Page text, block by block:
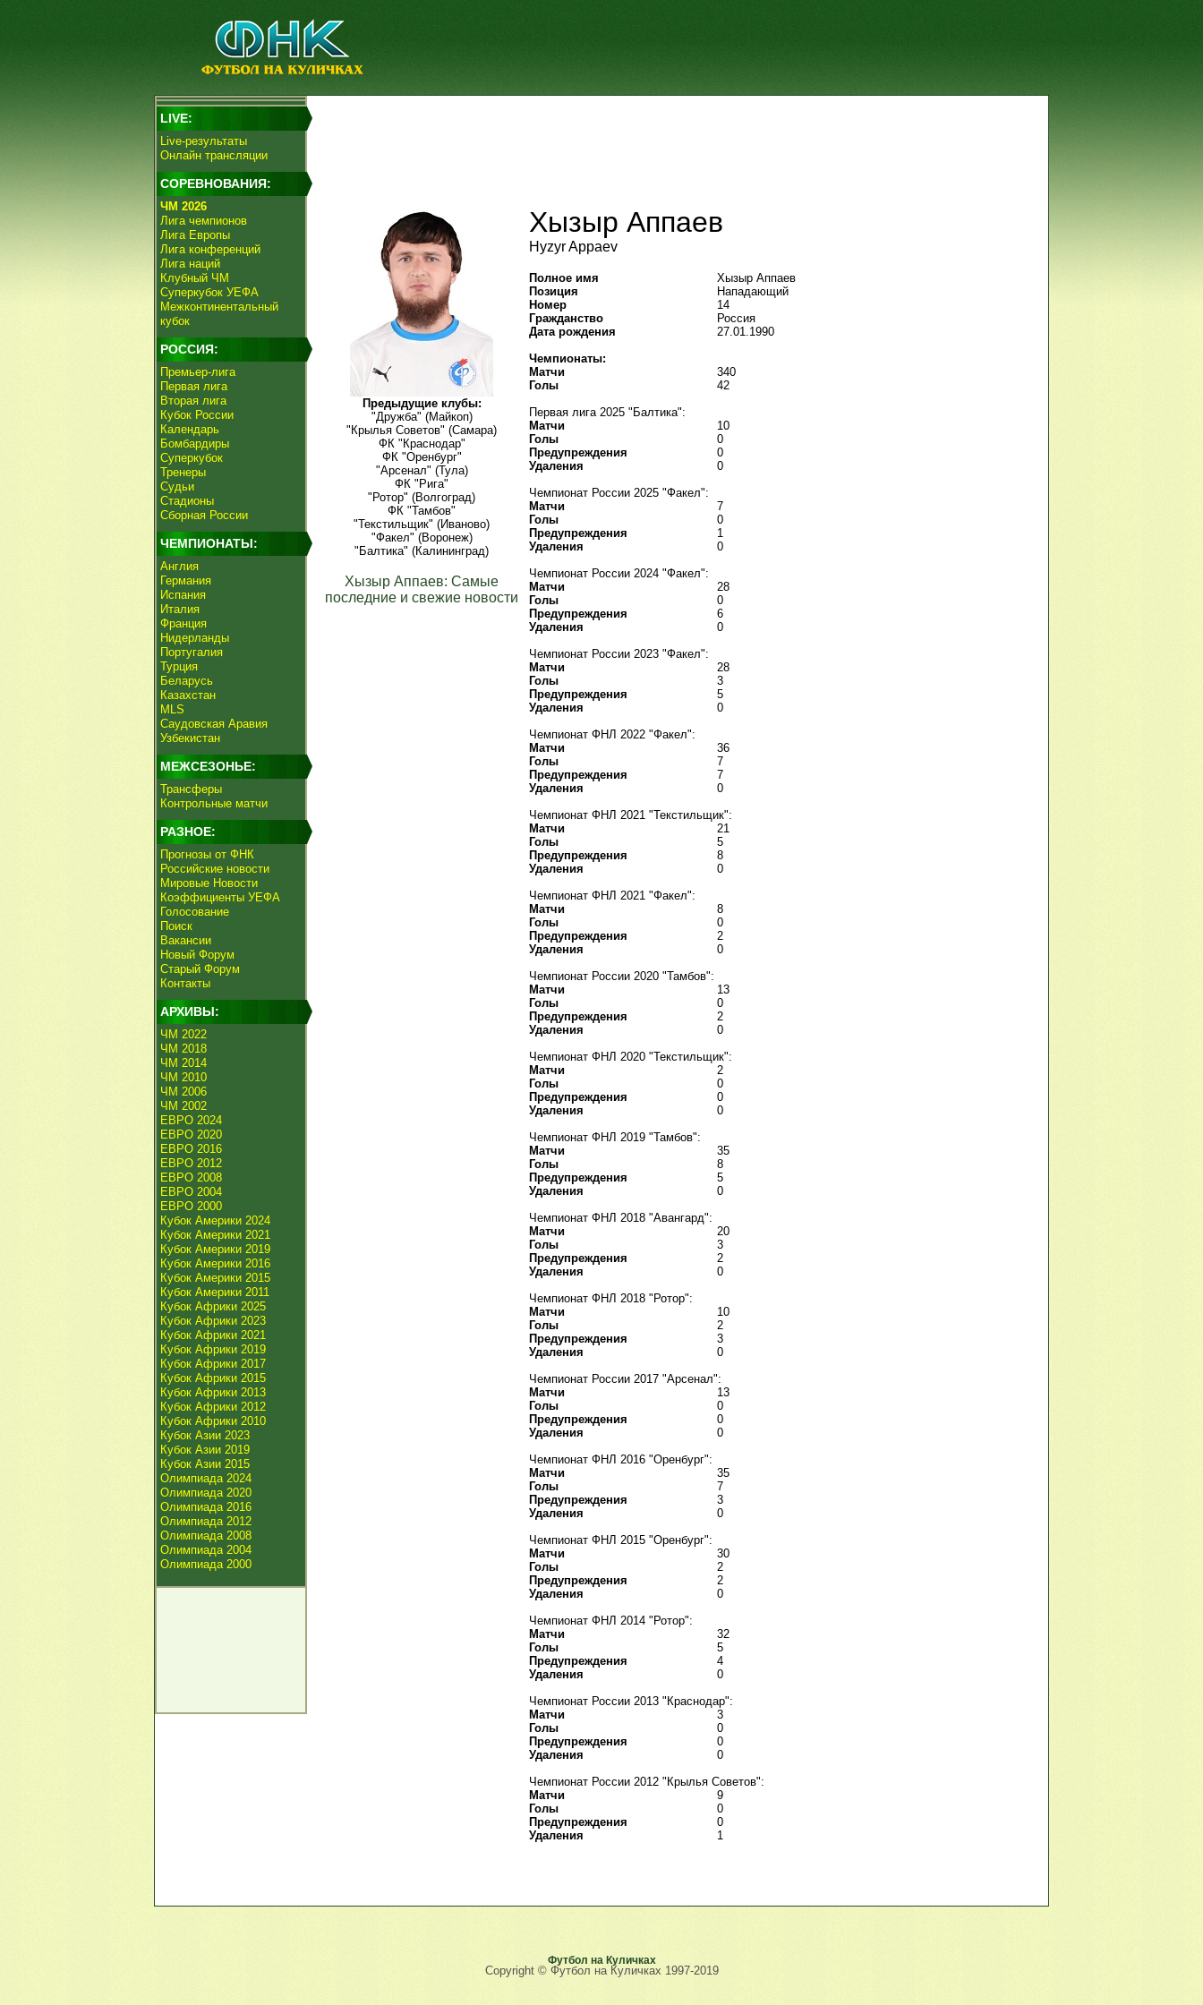
LIVE:
Live-результаты
Онлайн трансляции
СОРЕВНОВАНИЯ:
ЧМ 2026
Лига чемпионов
Лига Европы
Лига конференций
Лига наций
Клубный ЧМ
Суперкубок УЕФА
Межконтинентальный
кубок
РОССИЯ:
Премьер-лига
Первая лига
Вторая лига
Кубок России
Календарь
Бомбардиры
Суперкубок
Тренеры
Судьи
Стадионы
Сборная России
ЧЕМПИОНАТЫ:
Англия
Германия
Испания
Италия
Франция
Нидерланды
Португалия
Турция
Беларусь
Казахстан
MLS
Саудовская Аравия
Узбекистан
МЕЖСЕЗОНЬЕ:
Трансферы
Контрольные матчи
РАЗНОЕ:
Прогнозы от ФНК
Российские новости
Мировые Новости
Коэффициенты УЕФА
Голосование
Поиск
Вакансии
Новый Форум
Старый Форум
Контакты
АРХИВЫ:
ЧМ 2022
ЧМ 2018
ЧМ 2014
ЧМ 2010
ЧМ 2006
ЧМ 2002
ЕВРО 2024
ЕВРО 2020
ЕВРО 2016
ЕВРО 2012
ЕВРО 2008
ЕВРО 2004
ЕВРО 2000
Кубок Америки 2024
Кубок Америки 2021
Кубок Америки 2019
Кубок Америки 2016
Кубок Америки 2015
Кубок Америки 2011
Кубок Африки 2025
Кубок Африки 2023
Кубок Африки 2021
Кубок Африки 2019
Кубок Африки 2017
Кубок Африки 2015
Кубок Африки 2013
Кубок Африки 2012
Кубок Африки 2010
Кубок Азии 2023
Кубок Азии 2019
Кубок Азии 2015
Олимпиада 2024
Олимпиада 2020
Олимпиада 2016
Олимпиада 2012
Олимпиада 2008
Олимпиада 2004
Олимпиада 2000
Предыдущие клубы:
"Дружба" (Майкоп)
"Крылья Советов" (Самара)
ФК "Краснодар"
ФК "Оренбург"
"Арсенал" (Тула)
ФК "Рига"
"Ротор" (Волгоград)
ФК "Тамбов"
"Текстильщик" (Иваново)
"Факел" (Воронеж)
"Балтика" (Калининград)
Хызыр Аппаев: Самые
последние и свежие новости
Хызыр Аппаев
Hyzyr Appaev
Полное имя
Хызыр Аппаев
Позиция
Нападающий
Номер
14
Гражданство
Россия
Дата рождения
27.01.1990
Чемпионаты:
Матчи
340
Голы
42
Первая лига 2025 "Балтика":
Матчи
10
Голы
0
Предупреждения
0
Удаления
0
Чемпионат России 2025 "Факел":
Матчи
7
Голы
0
Предупреждения
1
Удаления
0
Чемпионат России 2024 "Факел":
Матчи
28
Голы
0
Предупреждения
6
Удаления
0
Чемпионат России 2023 "Факел":
Матчи
28
Голы
3
Предупреждения
5
Удаления
0
Чемпионат ФНЛ 2022 "Факел":
Матчи
36
Голы
7
Предупреждения
7
Удаления
0
Чемпионат ФНЛ 2021 "Текстильщик":
Матчи
21
Голы
5
Предупреждения
8
Удаления
0
Чемпионат ФНЛ 2021 "Факел":
Матчи
8
Голы
0
Предупреждения
2
Удаления
0
Чемпионат России 2020 "Тамбов":
Матчи
13
Голы
0
Предупреждения
2
Удаления
0
Чемпионат ФНЛ 2020 "Текстильщик":
Матчи
2
Голы
0
Предупреждения
0
Удаления
0
Чемпионат ФНЛ 2019 "Тамбов":
Матчи
35
Голы
8
Предупреждения
5
Удаления
0
Чемпионат ФНЛ 2018 "Авангард":
Матчи
20
Голы
3
Предупреждения
2
Удаления
0
Чемпионат ФНЛ 2018 "Ротор":
Матчи
10
Голы
2
Предупреждения
3
Удаления
0
Чемпионат России 2017 "Арсенал":
Матчи
13
Голы
0
Предупреждения
0
Удаления
0
Чемпионат ФНЛ 2016 "Оренбург":
Матчи
35
Голы
7
Предупреждения
3
Удаления
0
Чемпионат ФНЛ 2015 "Оренбург":
Матчи
30
Голы
2
Предупреждения
2
Удаления
0
Чемпионат ФНЛ 2014 "Ротор":
Матчи
32
Голы
5
Предупреждения
4
Удаления
0
Чемпионат России 2013 "Краснодар":
Матчи
3
Голы
0
Предупреждения
0
Удаления
0
Чемпионат России 2012 "Крылья Советов":
Матчи
9
Голы
0
Предупреждения
0
Удаления
1
Футбол на Куличках
Copyright © Футбол на Куличках 1997-2019